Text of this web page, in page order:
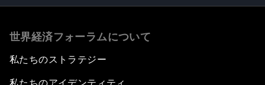
世界経済フォーラムについて
私たちのストラテジー